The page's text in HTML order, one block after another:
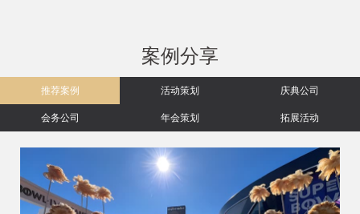
案例分享
推荐案例 活动策划
庆典公司
会务公司
年会策划 拓展活动